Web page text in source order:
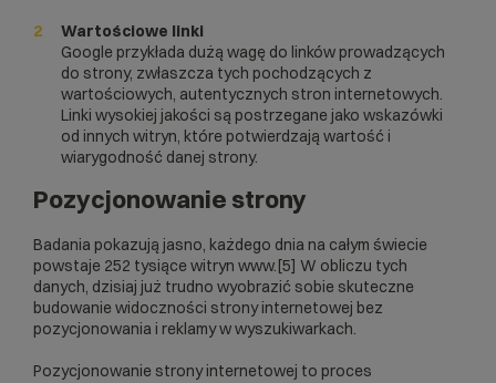
Wartościowe linki
Google przykłada dużą wagę do linków prowadzących
do strony, zwłaszcza tych pochodzących z
wartościowych, autentycznych stron internetowych.
Linki wysokiej jakości są postrzegane jako wskazówki
od innych witryn, które potwierdzają wartość i
wiarygodność danej strony.
Pozycjonowanie strony
Badania pokazują jasno, każdego dnia na całym świecie
powstaje 252 tysiące witryn www.[5] W obliczu tych
danych, dzisiaj już trudno wyobrazić sobie skuteczne
budowanie widoczności strony internetowej bez
pozycjonowania i reklamy w wyszukiwarkach.
Pozycjonowanie strony internetowej to proces